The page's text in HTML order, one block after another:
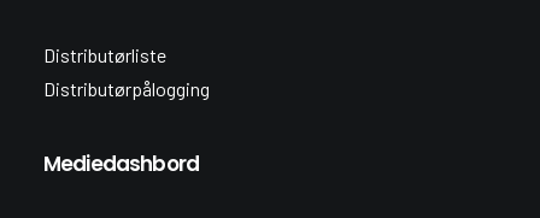
Distributørliste
Distributørpålogging
Mediedashbord